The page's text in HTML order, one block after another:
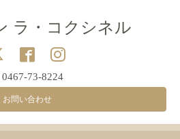
ラ・コクシネル
0467-73-8224
お問い合わせ